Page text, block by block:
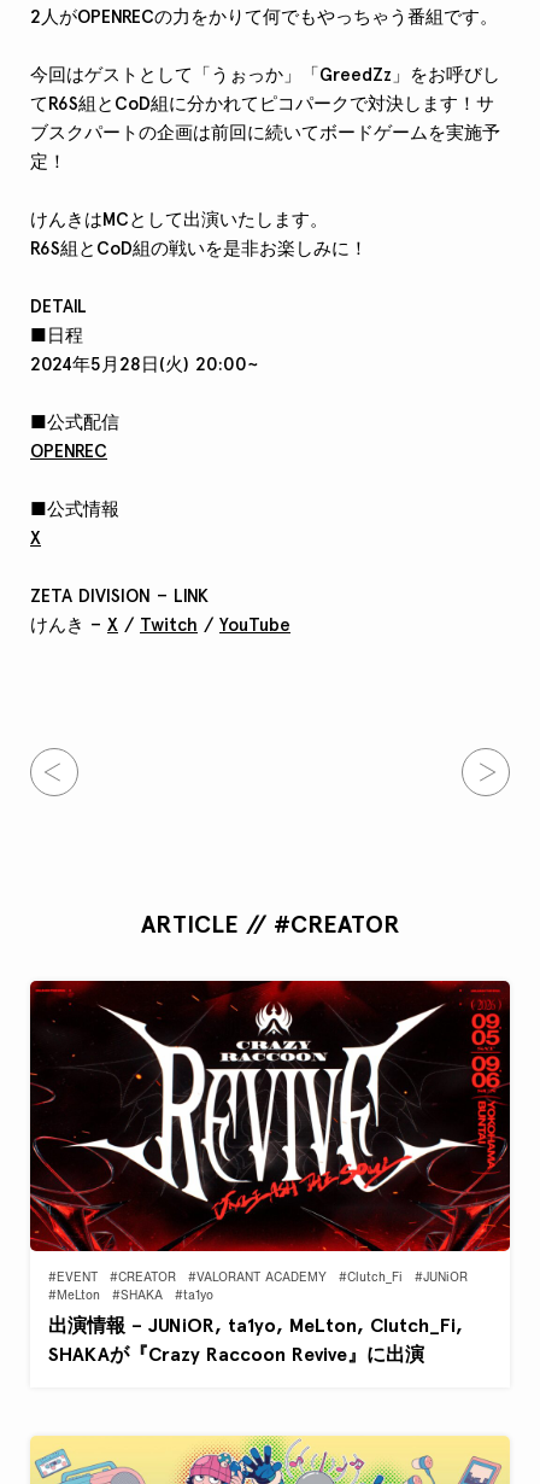
2人がOPENRECの力をかりて何でもやっちゃう番組です。
今回はゲストとして「うぉっか」「GreedZz」をお呼びし
てR6S組とCoD組に分かれてピコパークで対決します！サ
ブスクパートの企画は前回に続いてボードゲームを実施予
定！
けんきはMCとして出演いたします。
R6S組とCoD組の戦いを是非お楽しみに！
DETAIL
■日程
2024年5月28日(火) 20:00~
■公式配信
OPENREC
■公式情報
X
ZETA DIVISION – LINK
けんき – X / Twitch / YouTube
ARTICLE // #CREATOR
#EVENT #CREATOR #VALORANT ACADEMY #Clutch_Fi
#JUNiOR
#MeLton
#SHAKA #ta1yo
出演情報 – JUNiOR, ta1yo, MeLton, Clutch_Fi,
SHAKAが『Crazy Raccoon Revive』に出演